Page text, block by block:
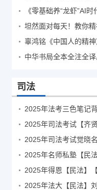
《零基础养“龙虾”AI时
辜鸿铭《中国人的精神
中华书局全本全注全
司法
2025年司法考试【齐
2025年司法考试觉晓
2025年得恩【民法】
2025年法大【民法】